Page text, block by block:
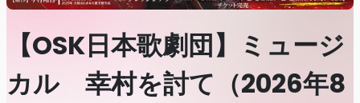
【OSK日本歌劇団】ミュージ
カル 幸村を討て（2026年8